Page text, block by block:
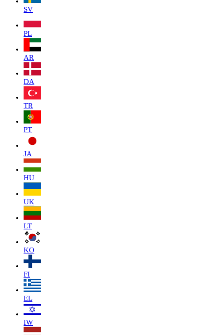
SV
PL
AR
DA
TR
PT
JA
HU
UK
LT
KO
FI
EL
IW